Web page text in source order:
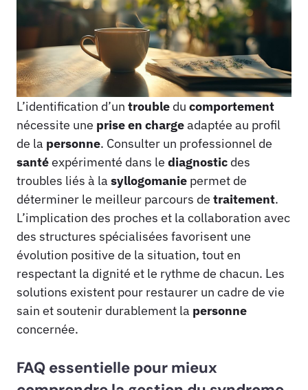
L’identification d’un trouble du comportement
nécessite une prise en chargeadaptée au profil
de la personne. Consulter un professionnel de
santéexpérimenté dans le diagnostic des
troubles liés à la syllogomanie permet de
déterminer le meilleur parcours de traitement.
L’implication des proches et la collaboration avec
des structures spécialisées favorisent une
évolution positive de la situation, tout en
respectant la dignité et le rythme de chacun. Les
solutions existent pour restaurer un cadre de vie
sain et soutenir durablement la personne
concernée.
FAQ essentielle pour mieux